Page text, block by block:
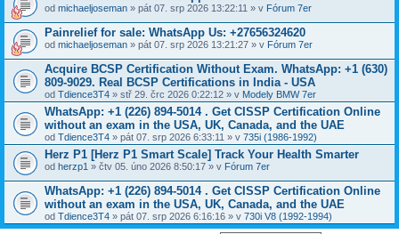
od michaeljoseman » pát 07. srp 2026 13:22:11 » v Fórum 7er
Painrelief for sale: WhatsApp Us: +27656324620
od michaeljoseman » pát 07. srp 2026 13:21:27 » v Fórum 7er
Acquire BCSP Certification Without Exam. WhatsApp: +1 (630)
809-9029. Real BCSP Certifications in India - USA
od Tdience3T4 » stř 29. črc 2026 0:22:12 » v Modely BMW 7er
WhatsApp: +1 (226) 894-5014​ . Get CISSP Certification Online
without an exam in the USA, UK, Canada, and the UAE
od Tdience3T4 » pát 07. srp 2026 6:33:11 » v 735i (1986-1992)
Herz P1 [Herz P1 Smart Scale] Track Your Health Smarter
od herzp1 » čtv 05. úno 2026 8:50:17 » v Fórum 7er
WhatsApp: +1 (226) 894-5014​ . Get CISSP Certification Online
without an exam in the USA, UK, Canada, and the UAE
od Tdience3T4 » pát 07. srp 2026 6:16:16 » v 730i V8 (1992-1994)